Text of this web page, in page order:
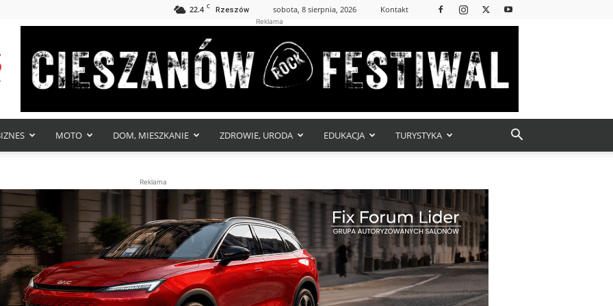
22.4 C Rzeszów sobota, 8 sierpnia, 2026 Kontakt
Reklama
MOTO DOM, MIESZKANIE ZDROWIE, URODA EDUKACJA TURYSTYKA
Reklama